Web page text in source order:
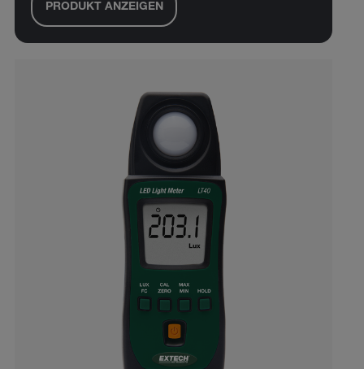
PRODUKT ANZEIGEN